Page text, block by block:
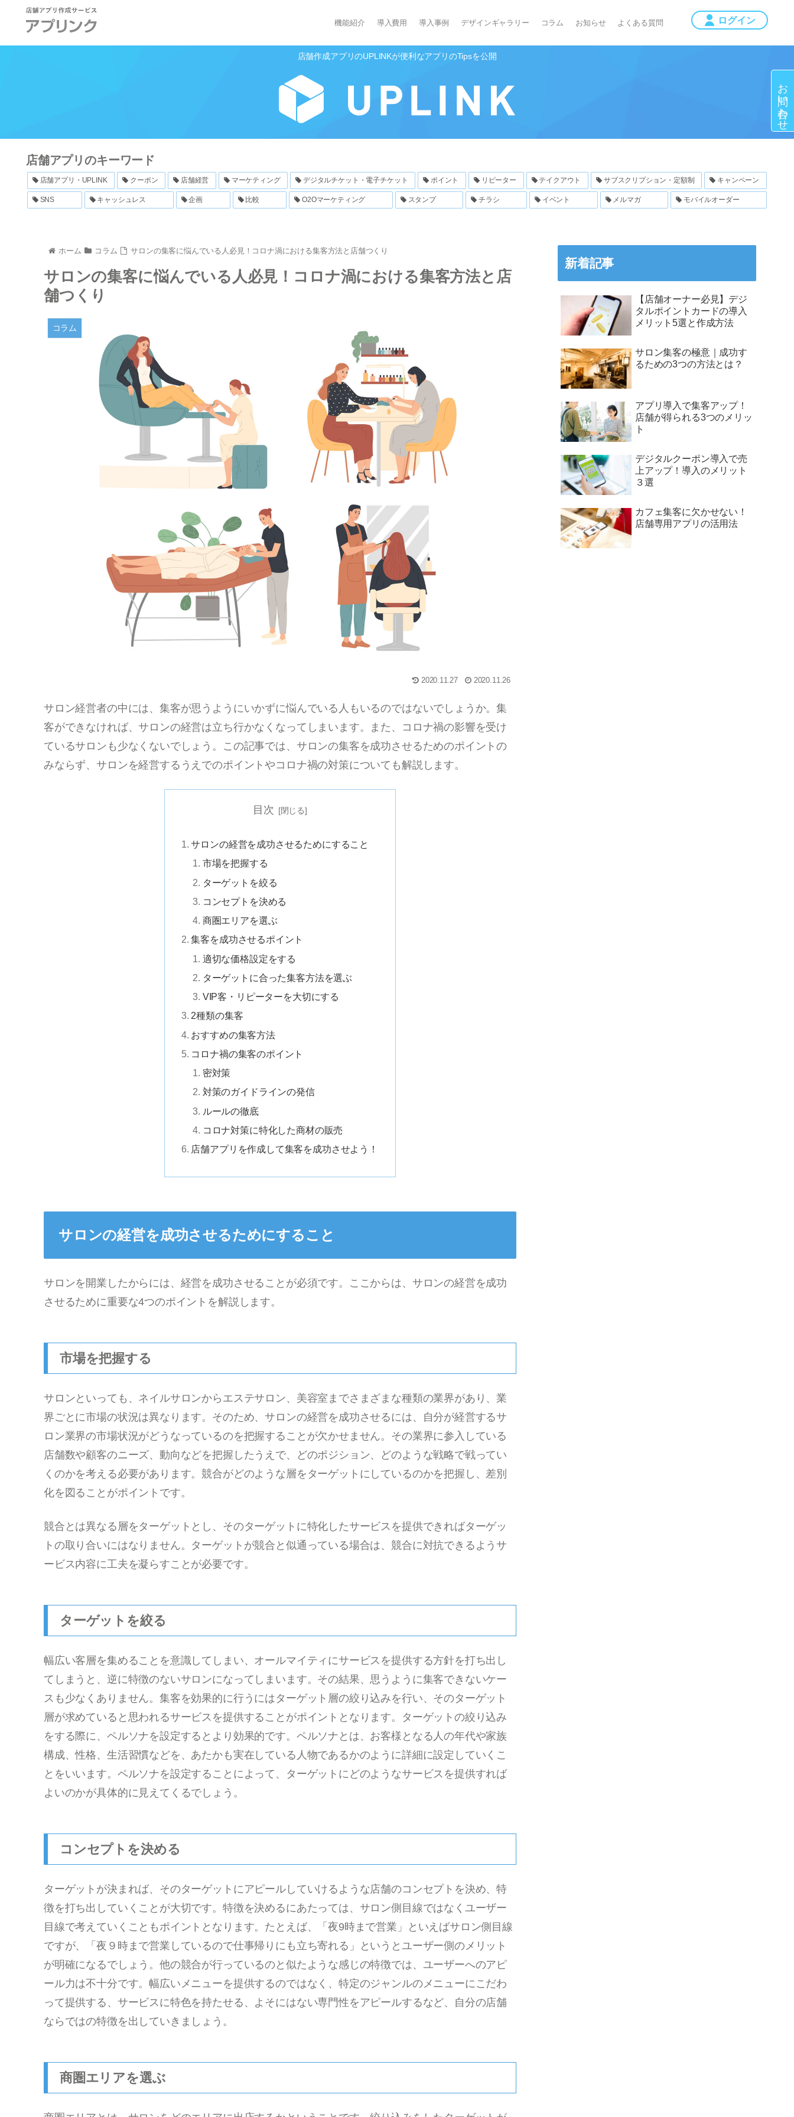
機能紹介 導入費用 導入事例 デザインギャラリー コラム お知らせ よくある質問
お問い合わせ
店舗作成アプリのUPLINKが便利なアプリのTipsを公開
店舗アプリのキーワード
店舗アプリ・UPLINK クーポン 店舗経営 マーケティング デジタルチケット・電子チケット ポイント リピーター テイクアウト サブスクリプション・定額制 キャンペーン
SNS キャッシュレス 企画 比較 O2Oマーケティング スタンプ チラシ イベント メルマガ モバイルオーダー
ホーム コラム サロンの集客に悩んでいる人必見！コロナ渦における集客方法と店舗つくり
サロンの集客に悩んでいる人必見！コロナ渦における集客方法と店
舗つくり
コラム
2020.11.27 2020.11.26
サロン経営者の中には、集客が思うようにいかずに悩んでいる人もいるのではないでしょうか。集
客ができなければ、サロンの経営は立ち行かなくなってしまいます。また、コロナ禍の影響を受け
ているサロンも少なくないでしょう。この記事では、サロンの集客を成功させるためのポイントの
みならず、サロンを経営するうえでのポイントやコロナ禍の対策についても解説します。
目次
サロンの経営を成功させるためにすること
市場を把握する
ターゲットを絞る
コンセプトを決める
商圏エリアを選ぶ
集客を成功させるポイント
適切な価格設定をする
ターゲットに合った集客方法を選ぶ
VIP客・リピーターを大切にする
2種類の集客
おすすめの集客方法
コロナ禍の集客のポイント
密対策
対策のガイドラインの発信
ルールの徹底
コロナ対策に特化した商材の販売
店舗アプリを作成して集客を成功させよう！
サロンの経営を成功させるためにすること
サロンを開業したからには、経営を成功させることが必須です。ここからは、サロンの経営を成功
させるために重要な4つのポイントを解説します。
市場を把握する
サロンといっても、ネイルサロンからエステサロン、美容室までさまざまな種類の業界があり、業
界ごとに市場の状況は異なります。そのため、サロンの経営を成功させるには、自分が経営するサ
ロン業界の市場状況がどうなっているのを把握することが欠かせません。その業界に参入している
店舗数や顧客のニーズ、動向などを把握したうえで、どのポジション、どのような戦略で戦ってい
くのかを考える必要があります。競合がどのような層をターゲットにしているのかを把握し、差別
化を図ることがポイントです。
競合とは異なる層をターゲットとし、そのターゲットに特化したサービスを提供できればターゲッ
トの取り合いにはなりません。ターゲットが競合と似通っている場合は、競合に対抗できるようサ
ービス内容に工夫を凝らすことが必要です。
ターゲットを絞る
幅広い客層を集めることを意識してしまい、オールマイティにサービスを提供する方針を打ち出し
てしまうと、逆に特徴のないサロンになってしまいます。その結果、思うように集客できないケー
スも少なくありません。集客を効果的に行うにはターゲット層の絞り込みを行い、そのターゲット
層が求めていると思われるサービスを提供することがポイントとなります。ターゲットの絞り込み
をする際に、ペルソナを設定するとより効果的です。ペルソナとは、お客様となる人の年代や家族
構成、性格、生活習慣などを、あたかも実在している人物であるかのように詳細に設定していくこ
とをいいます。ペルソナを設定することによって、ターゲットにどのようなサービスを提供すれば
よいのかが具体的に見えてくるでしょう。
コンセプトを決める
ターゲットが決まれば、そのターゲットにアピールしていけるような店舗のコンセプトを決め、特
徴を打ち出していくことが大切です。特徴を決めるにあたっては、サロン側目線ではなくユーザー
目線で考えていくこともポイントとなります。たとえば、「夜9時まで営業」といえばサロン側目線
ですが、「夜９時まで営業しているので仕事帰りにも立ち寄れる」というとユーザー側のメリット
が明確になるでしょう。他の競合が行っているのと似たような感じの特徴では、ユーザーへのアピ
ール力は不十分です。幅広いメニューを提供するのではなく、特定のジャンルのメニューにこだわ
って提供する、サービスに特色を持たせる、よそにはない専門性をアピールするなど、自分の店舗
ならではの特徴を出していきましょう。
商圏エリアを選ぶ
新着記事
【店舗オーナー必見】デジ
タルポイントカードの導入
メリット5選と作成方法
サロン集客の極意｜成功す
るための3つの方法とは？
アプリ導入で集客アップ！
店舗が得られる3つのメリッ
ト
デジタルクーポン導入で売
上アップ！導入のメリット
３選
カフェ集客に欠かせない！
店舗専用アプリの活用法